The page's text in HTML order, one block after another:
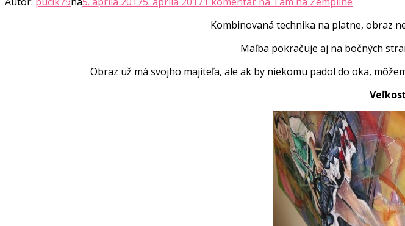
Kombinovaná technika na platne, obraz
Maľba pokračuje aj na bočných
Obraz už má svojho majiteľa, ale ak by niekomu padol do oka,